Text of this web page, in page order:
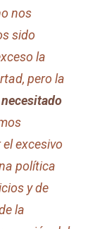
nos
sido
la
pero la
excesivo
política
y de
la